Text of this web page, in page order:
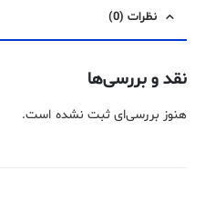
نظرات (0)
نقد و بررسی‌ها
هنوز بررسی‌ای ثبت نشده است.